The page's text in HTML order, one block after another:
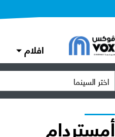
افلام
اختر السينما
أمستردام